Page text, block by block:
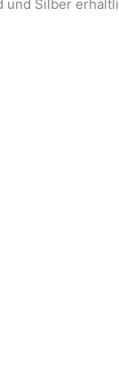
und Silber